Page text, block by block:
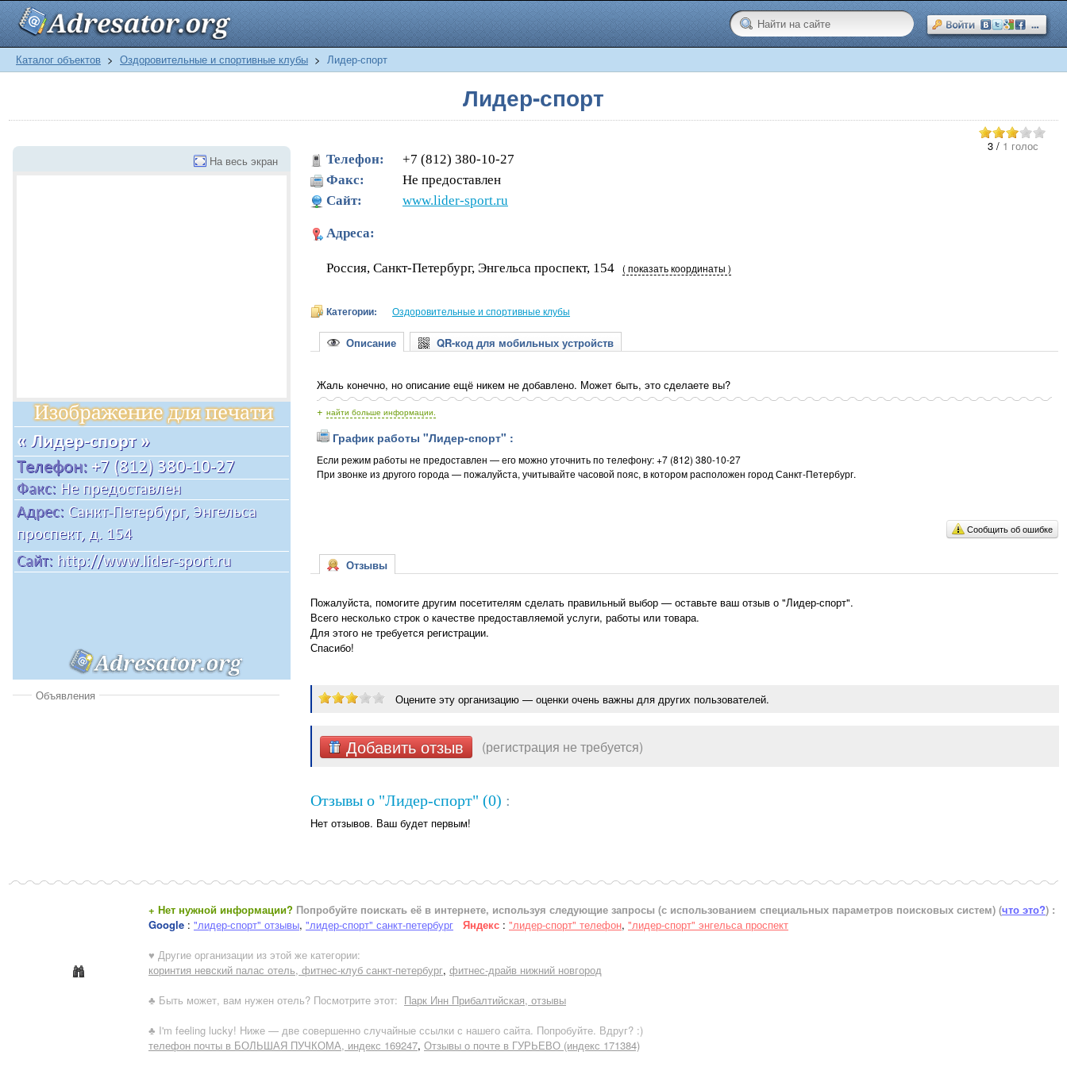
Каталог объектов > Оздоровительные и спортивные клубы > Лидер-спорт
Лидер-спорт
3/ 1 голос
На весь экран
Объявления
Телефон:
+7 (812) 380-10-27
Факс:
Не предоставлен
Сайт:
www.lider-sport.ru
Адреса:
Россия, Санкт-Петербург, Энгельса проспект, 154 ( показать координаты )
Категории: Оздоровительные и спортивные клубы
Описание QR-код для мобильных устройств
Жаль конечно, но описание ещё никем не добавлено. Может быть, это сделаете вы?
+ найти больше информации.
График работы "Лидер-спорт" :
Если режим работы не предоставлен — его можно уточнить по телефону: +7 (812) 380-10-27
При звонке из другого города — пожалуйста, учитывайте часовой пояс, в котором расположен город Санкт-Петербург.
Сообщить об ошибке
Отзывы
Пожалуйста, помогите другим посетителям сделать правильный выбор — оставьте ваш отзыв о "Лидер-спорт".
Всего несколько строк о качестве предоставляемой услуги, работы или товара.
Для этого не требуется регистрации.
Спасибо!
Оцените эту организацию — оценки очень важны для других пользователей.
Добавить отзыв (регистрация не требуется)
Отзывы о "Лидер-спорт" (0) :
Нет отзывов. Ваш будет первым!
+ Нет нужной информации? Попробуйте поискать её в интернете, используя следующие запросы (с использованием специальных параметров поисковых систем) (что это?) :
Google : "лидер-спорт" отзывы, "лидер-спорт" санкт-петербург Яндекс : "лидер-спорт" телефон, "лидер-спорт" энгельса проспект
♥ Другие организации из этой же категории:
коринтия невский палас отель, фитнес-клуб санкт-петербург, фитнес-драйв нижний новгород
♣ Быть может, вам нужен отель? Посмотрите этот: Парк Инн Прибалтийская, отзывы
♣ I'm feeling lucky! Ниже — две совершенно случайные ссылки с нашего сайта. Попробуйте. Вдруг? :)
телефон почты в БОЛЬШАЯ ПУЧКОМА, индекс 169247, Отзывы о почте в ГУРЬЕВО (индекс 171384)